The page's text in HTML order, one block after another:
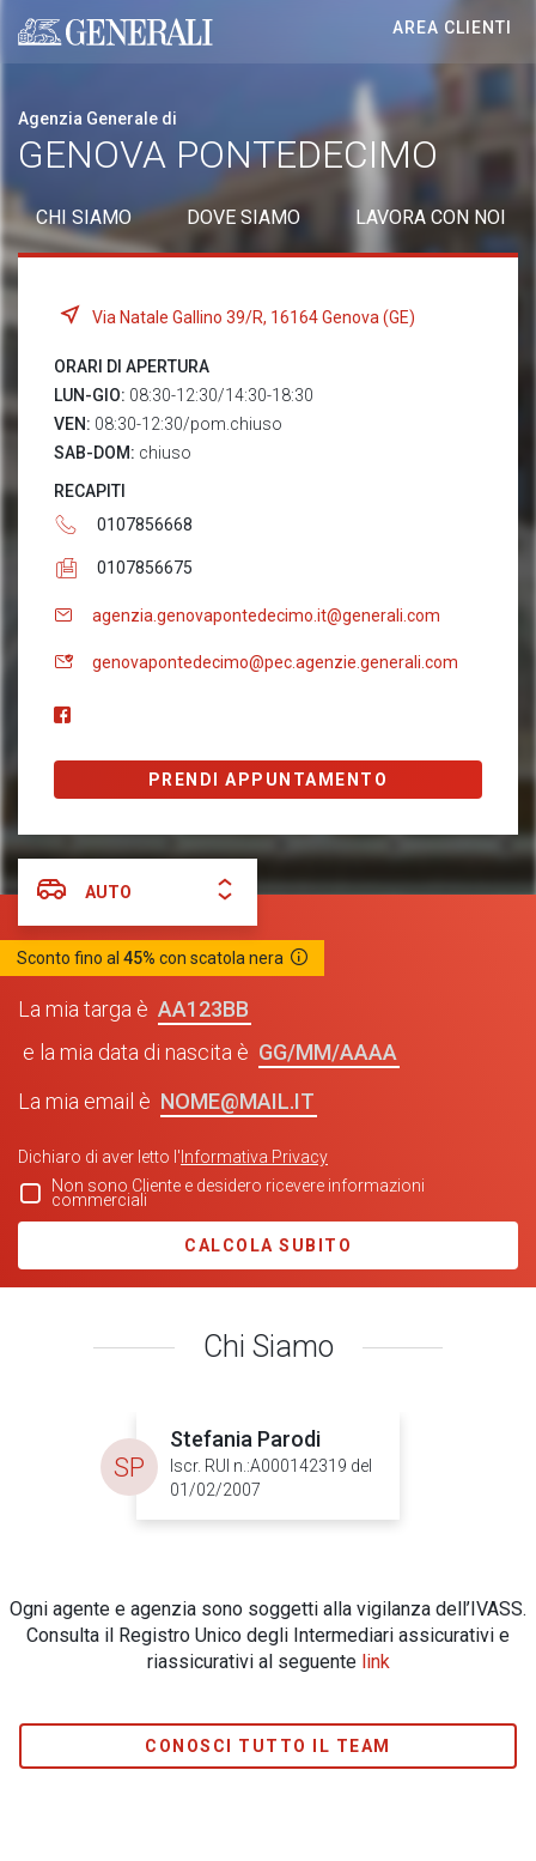
Generali logo
AREA CLIENTI
Agenzia Generale di
GENOVA PONTEDECIMO
CHI SIAMO DOVE SIAMO LAVORA CON NOI
Via Natale Gallino 39/R, 16164 Genova (GE)
ORARI DI APERTURA
LUN-GIO: 08:30-12:30/14:30-18:30
VEN: 08:30-12:30/pom.chiuso
SAB-DOM: chiuso
RECAPITI
0107856668
0107856675
agenzia.genovapontedecimo.it@generali.com
genovapontedecimo@pec.agenzie.generali.com
PRENDI APPUNTAMENTO
AUTO
Sconto fino al 45% con scatola nera
La mia targa è
AA123BB
e la mia data di nascita è
GG/MM/AAAA
La mia email è NOME@MAIL.IT
Dichiaro di aver letto l' Informativa Privacy
Non sono Cliente e desidero ricevere informazioni
commerciali
CALCOLA SUBITO
Chi Siamo
Stefania Parodi
Iscr. RUI n.:A000142319 del
01/02/2007
SP
Ogni agente e agenzia sono soggetti alla vigilanza dell’IVASS.
Consulta il Registro Unico degli Intermediari assicurativi e
riassicurativi al seguente link
CONOSCI TUTTO IL TEAM